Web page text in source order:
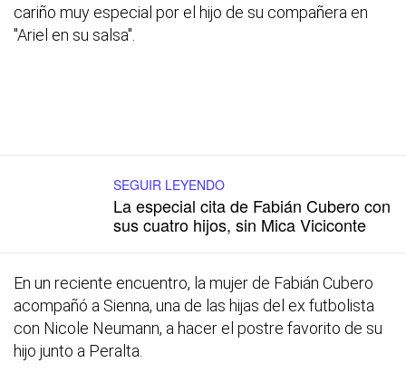
cariño muy especial por el hijo de su compañera en
"Ariel en su salsa".
SEGUIR LEYENDO
La especial cita de Fabián Cubero con
sus cuatro hijos, sin Mica Viciconte
En un reciente encuentro, la mujer de Fabián Cubero
acompañó a Sienna, una de las hijas del ex futbolista
con Nicole Neumann, a hacer el postre favorito de su
hijo junto a Peralta.